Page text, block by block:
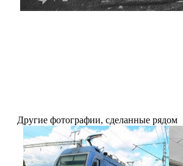
Другие фотографии, сделанные рядом